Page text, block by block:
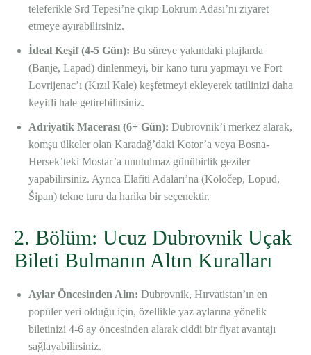
teleferikle Srđ Tepesi’ne çıkıp Lokrum Adası’nı ziyaret
etmeye ayırabilirsiniz.
İdeal Keşif (4-5 Gün): Bu süreye yakındaki plajlarda
(Banje, Lapad) dinlenmeyi, bir kano turu yapmayı ve Fort
Lovrijenac’ı (Kızıl Kale) keşfetmeyi ekleyerek tatilinizi daha
keyifli hale getirebilirsiniz.
Adriyatik Macerası (6+ Gün): Dubrovnik’i merkez alarak,
komşu ülkeler olan Karadağ’daki Kotor’a veya Bosna-
Hersek’teki Mostar’a unutulmaz günübirlik geziler
yapabilirsiniz. Ayrıca Elafiti Adaları’na (Koločep, Lopud,
Šipan) tekne turu da harika bir seçenektir.
2. Bölüm: Ucuz Dubrovnik Uçak
Bileti Bulmanın Altın Kuralları
Aylar Öncesinden Alın: Dubrovnik, Hırvatistan’ın en
popüler yeri olduğu için, özellikle yaz aylarına yönelik
biletinizi 4-6 ay öncesinden alarak ciddi bir fiyat avantajı
sağlayabilirsiniz.